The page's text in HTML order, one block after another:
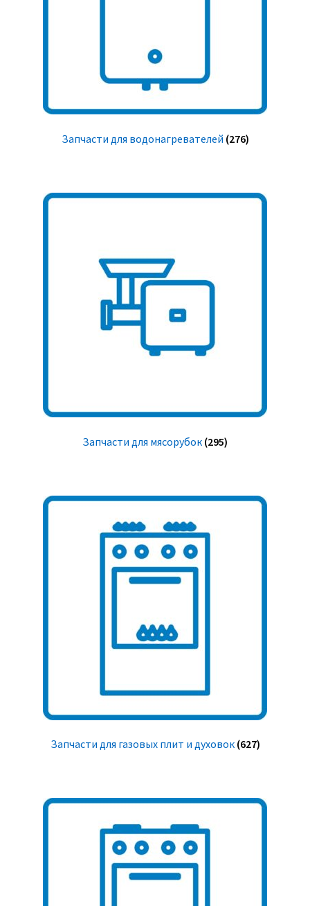
Запчасти для водонагревателей (276)
Запчасти для мясорубок (295)
Запчасти для газовых плит и духовок (627)